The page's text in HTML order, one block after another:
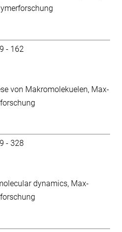
- 162
von Makromolekuelen Max-
- 328
dynamics Max-